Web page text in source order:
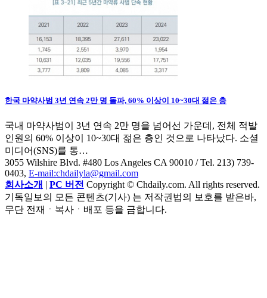
한국 마약사범 3년 연속 2만 명 돌파, 60% 이상이 10~30대 젊은 층
국내 마약사범이 3년 연속 2만 명을 넘어선 가운데, 전체 적발
인원의 60% 이상이 10~30대 젊은 층인 것으로 나타났다. 소셜
미디어(SNS)를 통…
3055 Wilshire Blvd. #480 Los Angeles CA 90010 / Tel. 213) 739-
0403, E-mail:chdailyla@gmail.com
회사소개 | PC 버전 Copyright © Chdaily.com. All rights reserved.
기독일보의 모든 콘텐츠(기사) 는 저작권법의 보호를 받은바,
무단 전재ㆍ복사ㆍ배포 등을 금합니다.